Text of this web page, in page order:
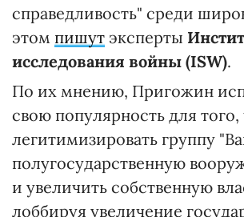
справедливость" среди
этом пишут эксперты
исследования войны (ISW).
По их мнению, Пригожин
свою популярность для того,
легитимизировать группу
полугосударственную
и увеличить собственную
лоббируя увеличение